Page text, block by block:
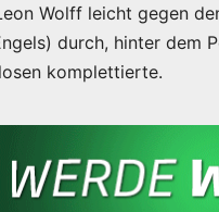
Wolff leicht gegen
durch, hinter dem
komplettierte.